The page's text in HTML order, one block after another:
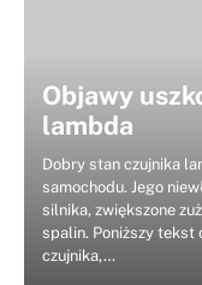
Objawy
lambda
Dobry stan czujnika
samochodu. Jego
silnika, zwiększone
spalin. Poniższy tekst
czujnika,…